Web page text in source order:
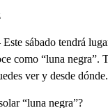
sábado tendrá
como “luna negra”.
ver y desde dónde.
“luna negra”?